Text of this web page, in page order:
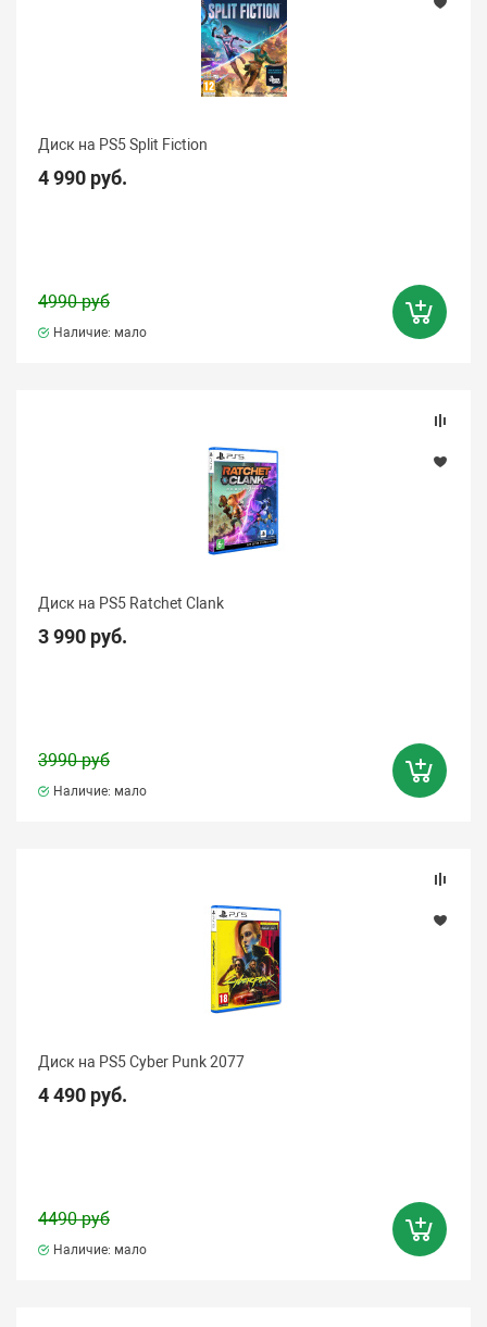
Диск на PS5 Split Fiction
4 990 руб.
4990 руб
Наличие: мало
Диск на PS5 Ratchet Clank
3 990 руб.
3990 руб
Наличие: мало
Диск на PS5 Cyber Punk 2077
4 490 руб.
4490 руб
Наличие: мало